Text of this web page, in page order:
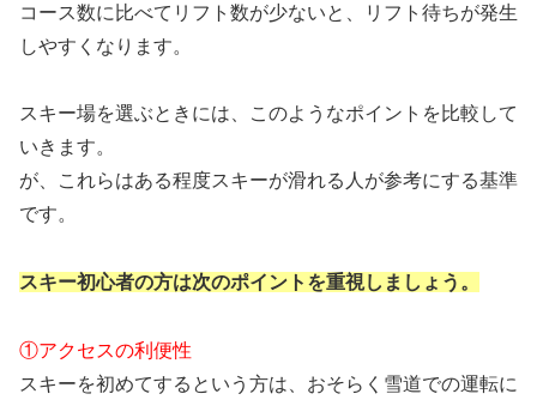
コース数に比べてリフト数が少ないと、リフト待ちが発生
しやすくなります。
スキー場を選ぶときには、このようなポイントを比較して
いきます。
が、これらはある程度スキーが滑れる人が参考にする基準
です。
スキー初心者の方は次のポイントを重視しましょう。
①アクセスの利便性
スキーを初めてするという方は、おそらく雪道での運転に